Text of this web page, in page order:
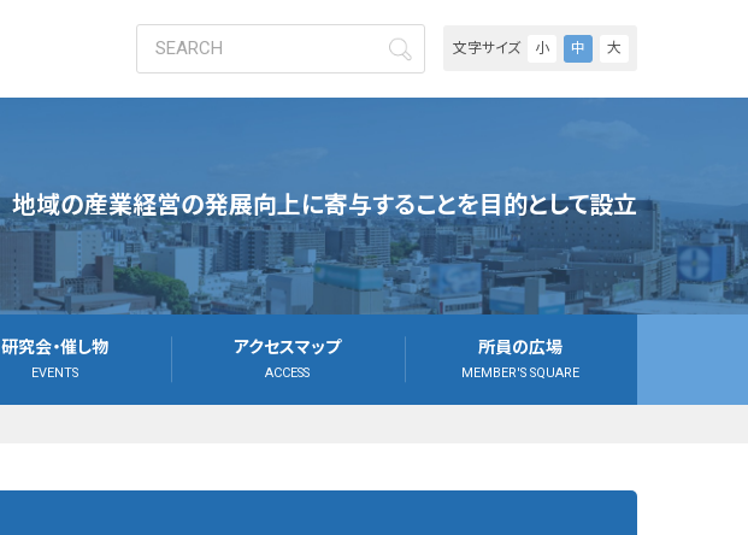
文字サイズ 小 中 大
地域の産業経営の発展向上に寄与することを目的として設立
研究会・催し物
EVENTS
アクセスマップ
ACCESS
所員の広場
MEMBER'S SQUARE